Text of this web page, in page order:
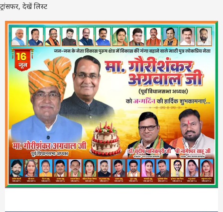
ट्रांसफर, देखें लिस्ट